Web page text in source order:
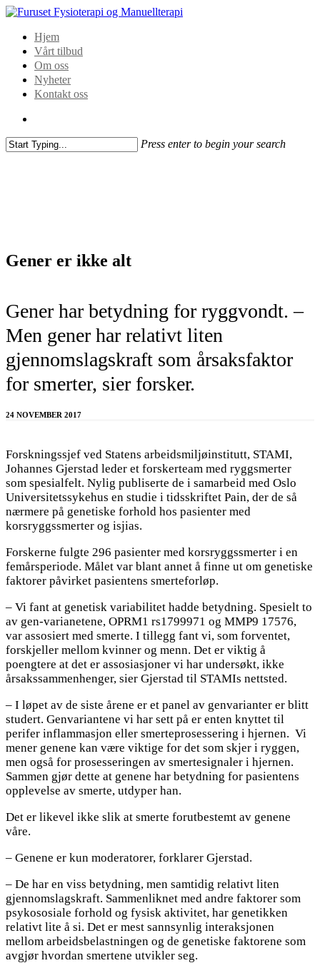
Hjem
Vårt tilbud
Om oss
Nyheter
Kontakt oss
Press enter to begin your search
Gener er ikke alt
Gener har betydning for ryggvondt. –
Men gener har relativt liten
gjennomslagskraft som årsaksfaktor
for smerter, sier forsker.
24 NOVEMBER 2017
Forskningssjef ved Statens arbeidsmiljøinstitutt, STAMI,
Johannes Gjerstad leder et forskerteam med ryggsmerter
som spesialfelt. Nylig publiserte de i samarbeid med Oslo
Universitetssykehus en studie i tidsskriftet Pain, der de så
nærmere på genetiske forhold hos pasienter med
korsryggssmerter og isjias.
Forskerne fulgte 296 pasienter med korsryggssmerter i en
femårsperiode. Målet var blant annet å finne ut om genetiske
faktorer påvirket pasientens smerteforløp.
– Vi fant at genetisk variabilitet hadde betydning. Spesielt to
av gen-varianetene, OPRM1 rs1799971 og MMP9 17576,
var assosiert med smerte. I tillegg fant vi, som forventet,
forskjeller mellom kvinner og menn. Det er viktig å
poengtere at det er assosiasjoner vi har undersøkt, ikke
årsakssammenhenger, sier Gjerstad til STAMIs nettsted.
– I løpet av de siste årene er et panel av genvarianter er blitt
studert. Genvariantene vi har sett på er enten knyttet til
perifer inflammasjon eller smerteprosessering i hjernen. Vi
mener genene kan være viktige for det som skjer i ryggen,
men også for prosesseringen av smertesignaler i hjernen.
Sammen gjør dette at genene har betydning for pasientens
opplevelse av smerte, utdyper han.
Det er likevel ikke slik at smerte forutbestemt av genene
våre.
– Genene er kun moderatorer, forklarer Gjerstad.
– De har en viss betydning, men samtidig relativt liten
gjennomslagskraft. Sammenliknet med andre faktorer som
psykososiale forhold og fysisk aktivitet, har genetikken
relativt lite å si. Det er mest sannsynlig interaksjonen
mellom arbeidsbelastningen og de genetiske faktorene som
avgjør hvordan smertene utvikler seg.